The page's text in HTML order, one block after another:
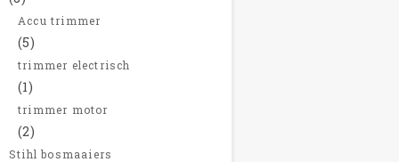
Accu trimmer
(5)
trimmer electrisch
(1)
trimmer motor
(2)
Stihl bosmaaiers